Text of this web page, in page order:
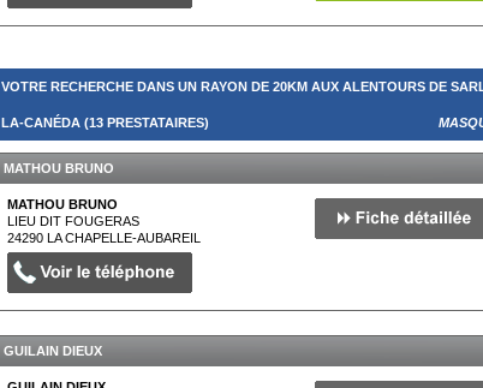
VOTRE RECHERCHE DANS UN RAYON DE 20KM AUX ALENTOURS DE
LA-CANÉDA (13 PRESTATAIRES)
MATHOU BRUNO
MATHOU BRUNO
LIEU DIT FOUGERAS
24290LA CHAPELLE-AUBAREIL
GUILAIN DIEUX